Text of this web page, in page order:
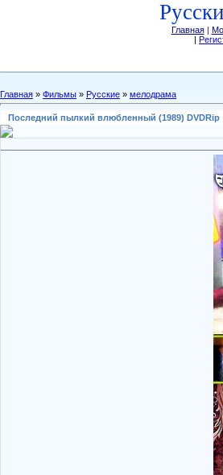
Главная|
|
Главная » Фильмы » Русские » мелодрама
Последний пылкий влюбленный (1989) DVDRip